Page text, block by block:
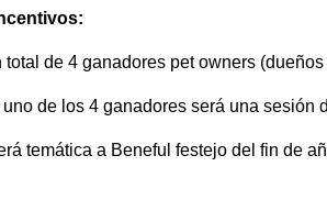
de 4 ganadores pet owners
de los 4 ganadores será una sesión
temática a Beneful festejo del fin de